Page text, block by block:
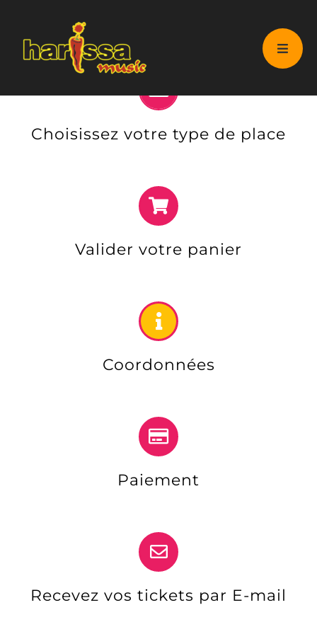
contenu
Choisissez votre type de place
Valider votre panier
Coordonnées
Paiement
Recevez vos tickets par E-mail